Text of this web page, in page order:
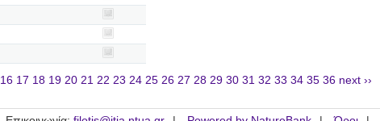
16 17 18 19 20 21 22 23 24 25 26 27 28 29 30 31 32 33 34 35 36 next ››